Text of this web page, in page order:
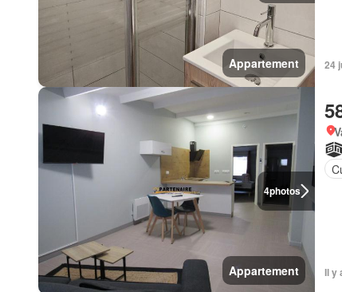
Appartement 24
4photos
Appartement Il y